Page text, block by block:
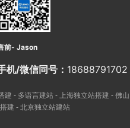
前- Jason
机/微信同号： 18688791702
建 - 多语言建站 - 上海独立站搭建 - 佛山
建 - 北京独立站建站